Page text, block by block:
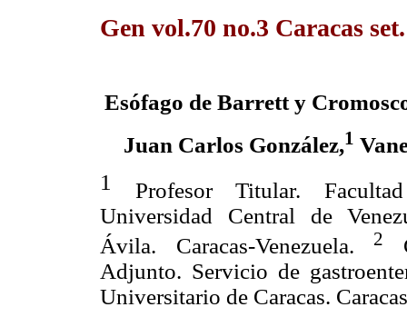
Gen vol.70 no.3 Caracas
Esófago de Barrett y
Juan Carlos González,1
1 Profesor Titular.
Universidad Central de
Ávila. Caracas-Venezuela.
2
Adjunto. Servicio de
Universitario de Caracas.